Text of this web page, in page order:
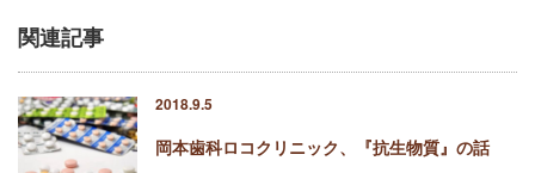
関連記事
2018.9.5
岡本歯科ロコクリニック、『抗生物質』の話